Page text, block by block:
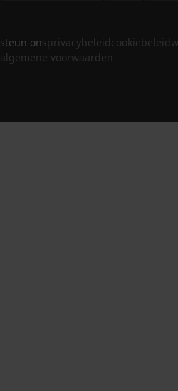
steun onsprivacybeleidcookiebeleid
algemene voorwaarden